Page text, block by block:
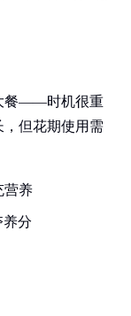
餐——时机很重
但花期使用需
营养
养分